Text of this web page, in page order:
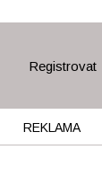
Registrovat
REKLAMA